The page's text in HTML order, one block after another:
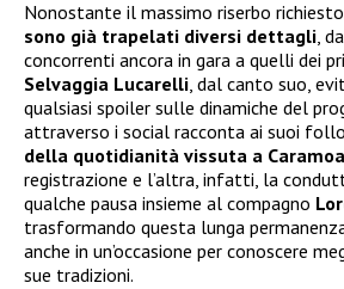
Nonostante il massimo riserbo
sono già trapelati diversi dettagli,
concorrenti ancora in gara a quelli dei
Selvaggia Lucarelli, dal canto suo,
qualsiasi spoiler sulle dinamiche del
attraverso i social racconta ai suoi
della quotidianità vissuta a
registrazione e l’altra, infatti, la
qualche pausa insieme al compagno
trasformando questa lunga
anche in un’occasione per conoscere
sue tradizioni.